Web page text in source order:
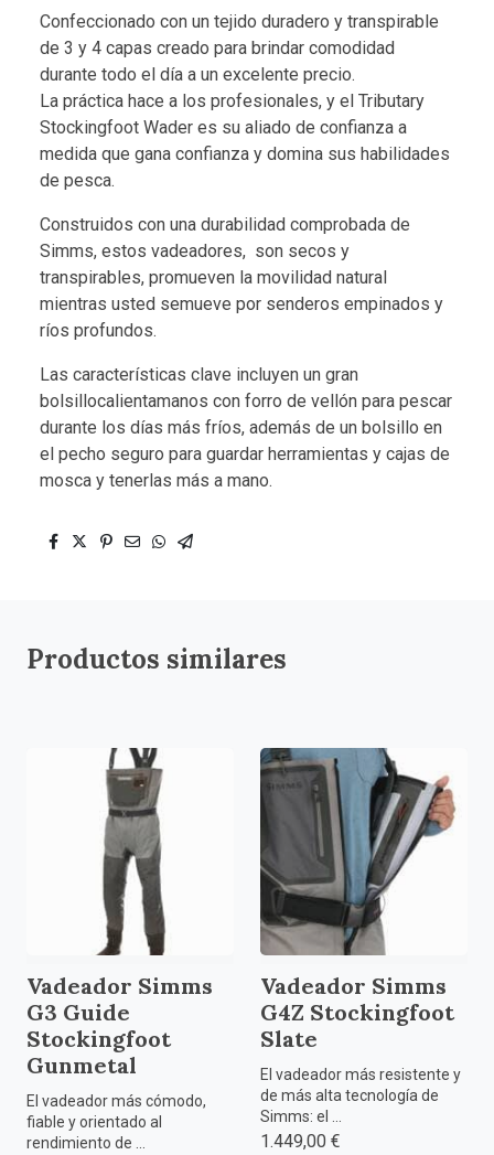
Confeccionado con un tejido duradero y transpirable
de 3 y 4 capas creado para brindar comodidad
durante todo el día a un excelente precio.
La práctica hace a los profesionales, y el Tributary
Stockingfoot Wader es su aliado de confianza a
medida que gana confianza y domina sus habilidades
de pesca.
Construidos con una durabilidad comprobada de
Simms, estos vadeadores, son secos y
transpirables, promueven la movilidad natural
mientras usted semueve por senderos empinados y
ríos profundos.
Las características clave incluyen un gran
bolsillocalientamanos con forro de vellón para pescar
durante los días más fríos, además de un bolsillo en
el pecho seguro para guardar herramientas y cajas de
mosca y tenerlas más a mano.
Productos similares
Vadeador Simms
G3 Guide
Stockingfoot
Gunmetal
El vadeador más cómodo,
fiable y orientado al
rendimiento de ...
Vadeador Simms
G4Z Stockingfoot
Slate
El vadeador más resistente y
de más alta tecnología de
Simms: el ...
1.449,00 €